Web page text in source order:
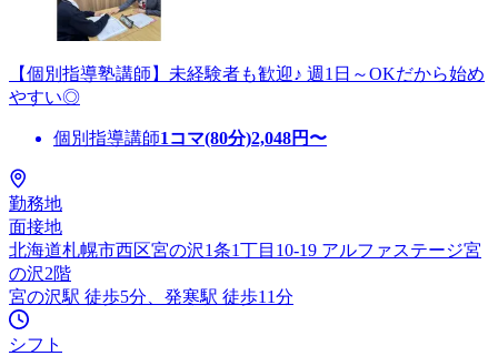
【個別指導塾講師】未経験者も歓迎♪ 週1日～OKだから始め
やすい◎
個別指導講師1コマ(80分)2,048円〜
勤務地
面接地
北海道札幌市西区宮の沢1条1丁目10-19 アルファステージ宮
の沢2階
宮の沢駅 徒歩5分、発寒駅 徒歩11分
シフト